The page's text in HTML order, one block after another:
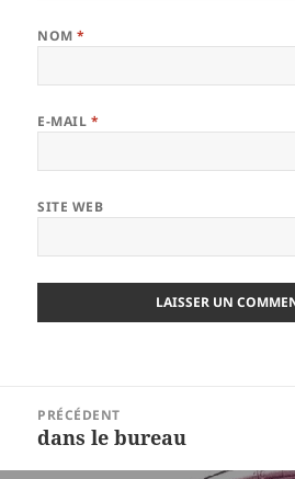
NOM*
E-MAIL *
SITE WEB
l’article
PRÉCÉDENT
Article
dans le bureau